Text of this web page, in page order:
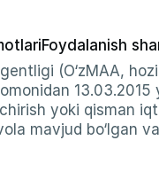
Foydalanish
(O‘zMAA,
yoki
mavjud bo‘lgan